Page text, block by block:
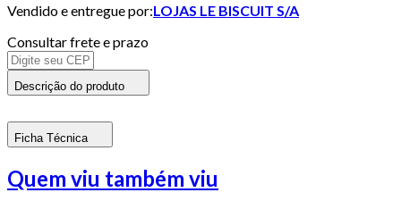
Vendido e entregue por:LOJAS LE BISCUIT S/A
Consultar frete e prazo
Descrição do produto
Ficha Técnica
Quem viu também viu